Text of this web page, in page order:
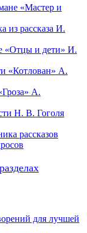
«Мастер и
из рассказа И.
«Отцы и дети» И.
«Котлован» А.
А.
Н. В. Гоголя
рассказов
для лучшей